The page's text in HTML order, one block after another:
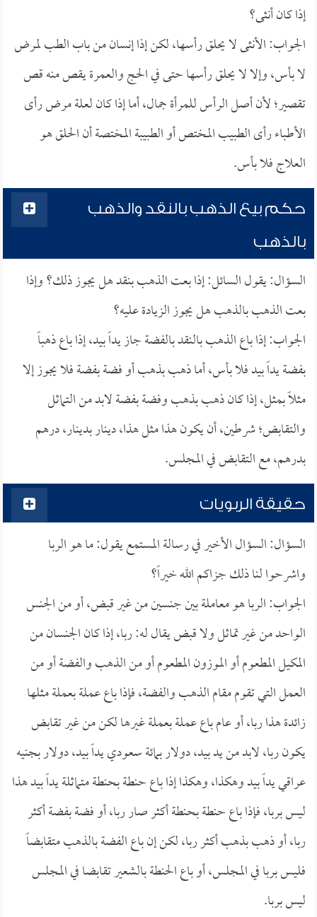
إذا كان أنثى؟
الجواب: الأنثى لا يحلق رأسها، لكن إذا إنسان من باب الطب لمرض
لا بأس، وإلا لا يحلق رأسها حتى في الحج والعمرة يقص منه قص
تقصير؛ لأن أصل الرأس للمرأة جمال، أما إذا كان لعلة مرض رأى
الأطباء رأى الطبيب المختص أو الطبيبة المختصة أن الحلق هو
العلاج فلا بأس.
حكم بيع الذهب بالنقد والذهب
بالذهب
السؤال: يقول السائل: إذا بعت الذهب بنقد هل يجوز ذلك؟ وإذا
بعت الذهب بالذهب هل يجوز الزيادة عليه؟
الجواب: إذا باع الذهب بالنقد بالفضة جاز يداً بيد، إذا باع ذهباً
بفضة يداً بيد فلا بأس، أما ذهب بذهب أو فضة بفضة فلا يجوز إلا
مثلاً بمثل، إذا كان ذهب بذهب وفضة بفضة لابد من التماثل
والتقابض؛ شرطين، أن يكون هذا مثل هذا، دينار بدينار، درهم
بدرهم، مع التقابض في المجلس.
حقيقة الربويات
السؤال: السؤال الأخير في رسالة المستمع يقول: ما هو الربا
واشرحوا لنا ذلك جزاكم الله خيراً؟
الجواب: الربا هو معاملة بين جنسين من غير قبض، أو من الجنس
الواحد من غير تماثل ولا قبض يقال له: ربا، إذا كان الجنسان من
المكيل المطعوم أو الموزون المطعوم أو من الذهب والفضة أو من
العمل التي تقوم مقام الذهب والفضة، فإذا باع عملة بعملة مثلها
زائدة هذا ربا، أو عام باع عملة بعملة غيرها لكن من غير تقابض
يكون ربا، لابد من يد بيد، دولار بمائة سعودي يداً بيد، دولار بجنيه
عراقي يداً بيد وهكذا، وهكذا إذا باع حنطة بحنطة متماثلة يداً بيد هذا
ليس بربا، فإذا باع حنطة بحنطة أكثر صار ربا، أو فضة بفضة أكثر
ربا، أو ذهب بذهب أكثر ربا، لكن إن باع الفضة بالذهب متقابضاً
فليس بربا في المجلس، أو باع الحنطة بالشعير تقابضا في المجلس
ليس بربا.